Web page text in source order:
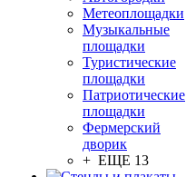
Метеоплощадки
Музыкальные
площадки
Туристические
площадки
Патриотические
площадки
Фермерский
дворик
+ ЕЩЕ 13